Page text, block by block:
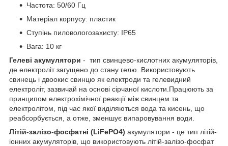
Частота: 50/60 Гц
Матеріал корпусу: пластик
Ступінь пиловологозахисту: IP65
Вага: 10 кг
Гелеві акумулятори - тип свинцево-кислотних акумуляторів,
де електроліт загущено до стану гелю. Використовують
свинець і двоокис свинцю як електроди та гелевидний
електроліт, зазвичай на основі сірчаної кислоти.Працюють за
принципом електрохімічної реакції між свинцем та
електролітом, під час якої виділяються вода та кисень, що
реабсорбується, а отже, зменшує випаровування води.
Літій-залізо-фосфатні (LiFePO4) акумулятори - це тип літій-
іонних акумуляторів, що використовують літій-залізо-фосфат